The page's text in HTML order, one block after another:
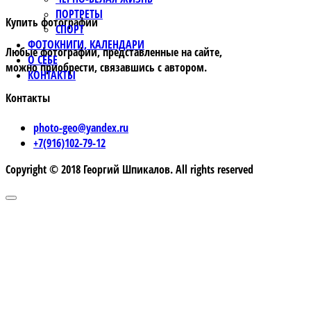
ПОРТРЕТЫ
СПОРТ
ФОТОКНИГИ, КАЛЕНДАРИ
О СЕБЕ
КОНТАКТЫ
Купить фотографии
Любые фотографии, представленные на сайте,
можно приобрести, связавшись с автором.
Контакты
photo-geo@yandex.ru
+7(916)102-79-12
Copyright © 2018 Георгий Шпикалов. All rights reserved